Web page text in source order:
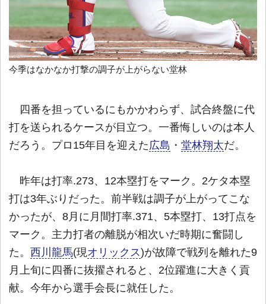
今季はなかなか打撃の調子が上がらない堂林
四番を担っているにもかかわらず、試合終盤に代
打を送られるケースが目立つ。一番悔しいのは本人
だろう。プロ15年目を迎えた 広島 ・ 堂林翔太だ。
昨年は打率.273、12本塁打をマーク。2ケタ本塁
打は3年ぶりだった。前半戦は調子が上がってこな
かったが、8月に月間打率.371、5本塁打、13打点を
マーク。主力打者の離脱が相次いだ時期に奮闘し
た。 西川龍馬(現オリックス)が故障で戦列を離れた9
月上旬に四番に抜擢されると、2位躍進に大きく貢
献。今年から選手会長に就任した。